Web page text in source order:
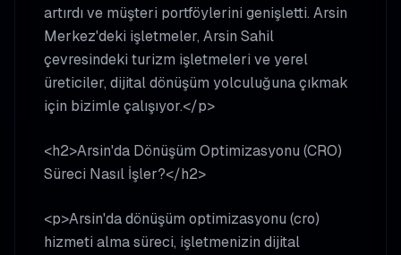
artırdı ve müşteri portföylerini genişletti. Arsin
Merkez'deki işletmeler, Arsin Sahil
çevresindeki turizm işletmeleri ve yerel
üreticiler, dijital dönüşüm yolculuğuna çıkmak
için bizimle çalışıyor.</p>
<h2>Arsin'da Dönüşüm Optimizasyonu (CRO)
Süreci Nasıl İşler?</h2>
<p>Arsin'da dönüşüm optimizasyonu (cro)
hizmeti alma süreci, işletmenizin dijital